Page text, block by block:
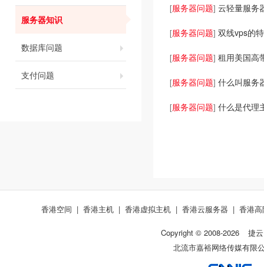
服务器知识
数据库问题
支付问题
[服务器问题] 云轻量服务
[服务器问题] 双线vps的
[服务器问题] 租用美国高
[服务器问题] 什么叫服务
[服务器问题] 什么是代理
香港空间 | 香港主机 | 香港虚拟主机 | 香港云服务器 | 香港
Copyright © 2008-2026
捷云
北流市嘉裕网络传媒有限